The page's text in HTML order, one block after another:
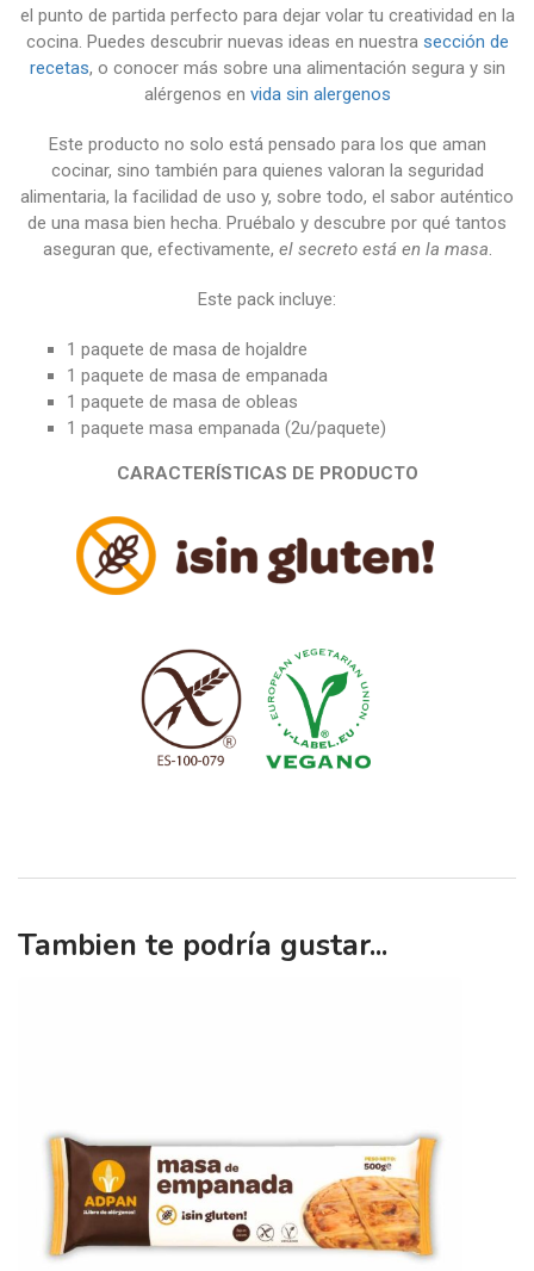
el punto de partida perfecto para dejar volar tu creatividad en la
cocina. Puedes descubrir nuevas ideas en nuestrasección de
recetas, o conocer más sobre una alimentación segura y sin
alérgenos en vida sin alergenos
Este producto no solo está pensado para los que aman
cocinar, sino también para quienes valoran la seguridad
alimentaria, la facilidad de uso y, sobre todo, el sabor auténtico
de una masa bien hecha. Pruébalo y descubre por qué tantos
aseguran que, efectivamente, el secreto está en la masa.
Este pack incluye:
1 paquete de masa de hojaldre
1 paquete de masa de empanada
1 paquete de masa de obleas
1 paquete masa empanada (2u/paquete)
CARACTERÍSTICAS DE PRODUCTO
Tambien te podría gustar...